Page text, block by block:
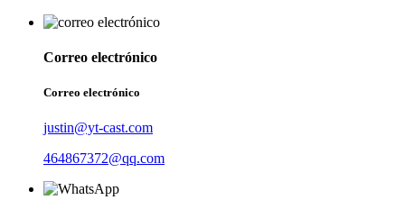
Correo electrónico
Correo electrónico
justin@yt-cast.com
464867372@qq.com